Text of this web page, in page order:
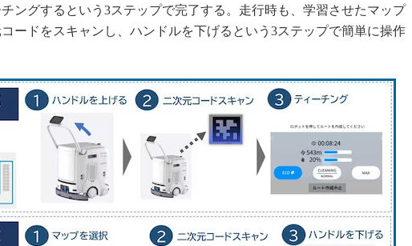
ングするという3ステップで完了する。走行時も、学習させたマップ
ードをスキャンし、ハンドルを下げるという3ステップで簡単に操作